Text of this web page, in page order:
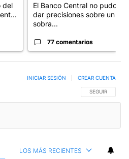
del
El Banco Central no pudo
dar precisiones sobre un
sobra...
77 comentarios
SIGA ESTA
SEGUIR
INICIAR SESIÓN CREAR CUENTA
LOS MÁS RECIENTES